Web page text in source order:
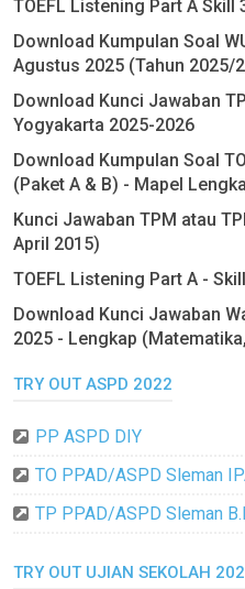
TOEFL Listening Part A Skill
Download Kumpulan Soal
Agustus 2025 (Tahun 2025/
Download Kunci Jawaban
Yogyakarta 2025-2026
Download Kumpulan Soal
(Paket A & B) - Mapel
Kunci Jawaban TPM atau
April 2015)
TOEFL Listening Part A -
Download Kunci Jawaban
2025 - Lengkap
TRY OUT ASPD 2022
PP ASPD DIY
TO PPAD/ASPD Sleman
TP PPAD/ASPD Sleman
TRY OUT UJIAN SEKOLAH